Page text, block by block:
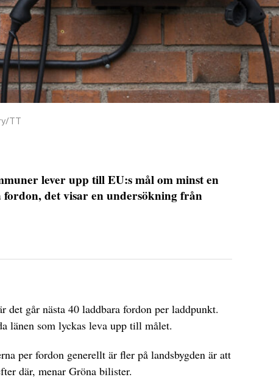
TT
lever upp till EU:s mål om minst en
det visar en undersökning från
det går nästa 40 laddbara fordon per laddpunkt.
länen som lyckas leva upp till målet.
per fordon generellt är fler på landsbygden är att
där, menar Gröna bilister.